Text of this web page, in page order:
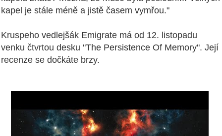
kapel je stále méně a jistě časem vymřou."
Kruspeho vedlejšák Emigrate má od 12. listopadu
venku čtvrtou desku "The Persistence Of Memory". Její
recenze se dočkáte brzy.